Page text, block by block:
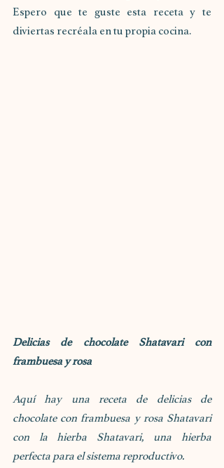
Espero que te guste esta receta y te
diviertas recréala en tu propia cocina.
Delicias de chocolate Shatavari con
frambuesa y rosa
Aquí hay una receta de delicias de
chocolate con frambuesa y rosa Shatavari
con la hierba Shatavari, una hierba
perfecta para el sistema reproductivo.